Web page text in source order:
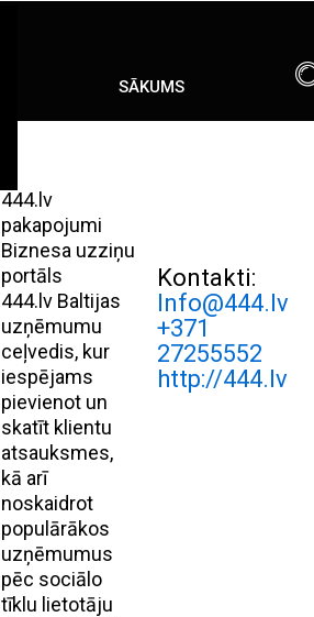
SĀKUMS
444.lv
pakapojumi
Biznesa uzziņu
portāls
444.lv Baltijas
uzņēmumu
ceļvedis, kur
iespējams
pievienot un
skatīt klientu
atsauksmes,
kā arī
noskaidrot
populārākos
uzņēmumus
pēc sociālo
tīklu lietotāju
Kontakti:
Info@444.lv
+371
27255552
http://444.lv